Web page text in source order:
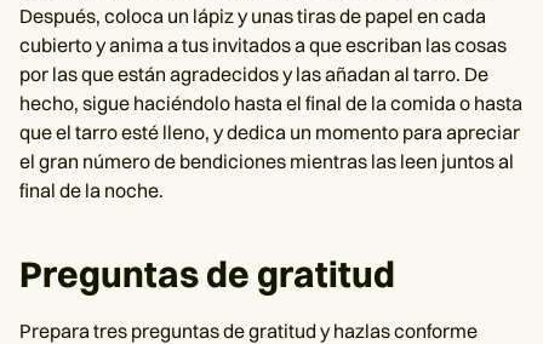
Después, coloca un lápiz y unas tiras de papel en cada
cubierto y anima a tus invitados a que escriban las cosas
por las que están agradecidos y las añadan al tarro. De
hecho, sigue haciéndolo hasta el final de la comida o hasta
que el tarro esté lleno, y dedica un momento para apreciar
el gran número de bendiciones mientras las leen juntos al
final de la noche.
Preguntas de gratitud
Prepara tres preguntas de gratitud y hazlas conforme